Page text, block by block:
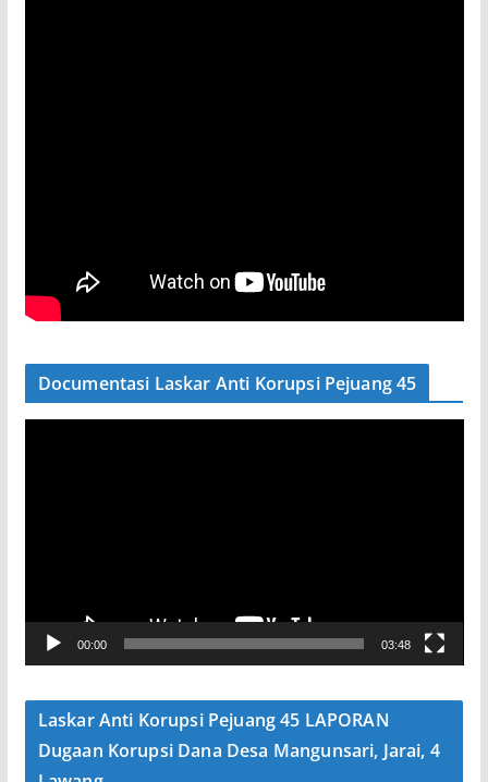
Documentasi Laskar Anti Korupsi Pejuang 45
V
e
00:00 03:48
Laskar Anti Korupsi Pejuang 45 LAPORAN
Dugaan Korupsi Dana Desa Mangunsari, Jarai, 4